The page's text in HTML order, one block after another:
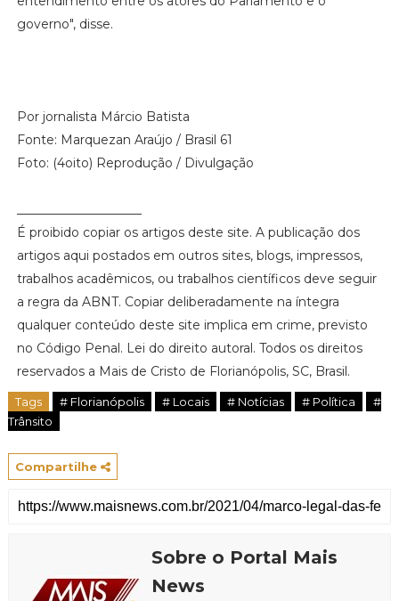
governo", disse.
Por jornalista Márcio Batista
Fonte: Marquezan Araújo / Brasil 61
Foto: (4oito) Reprodução / Divulgação
É proibido copiar os artigos deste site. A publicação dos
artigos aqui postados em outros sites, blogs, impressos,
trabalhos acadêmicos, ou trabalhos científicos deve seguir
a regra da ABNT. Copiar deliberadamente na íntegra
qualquer conteúdo deste site implica em crime, previsto
no Código Penal. Lei do direito autoral. Todos os direitos
reservados a Mais de Cristo de Florianópolis, SC, Brasil.
Tags # Florianópolis # Locais # Notícias # Política
#
Trânsito
Compartilhe
Sobre o Portal Mais
News